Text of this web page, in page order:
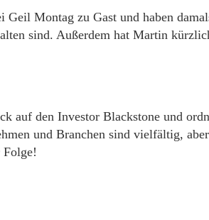
Montag zu Gast und haben
sind. Außerdem hat Martin
auf den Investor Blackstone und
und Branchen sind vielfältig,